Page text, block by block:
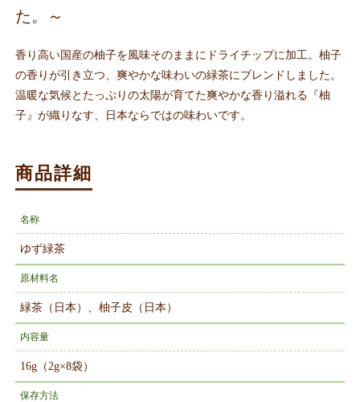
た。～
香り高い国産の柚子を風味そのままにドライチップに加工。柚子
の香りが引き立つ、爽やかな味わいの緑茶にブレンドしました。
温暖な気候とたっぷりの太陽が育てた爽やかな香り溢れる『柚
子』が織りなす、日本ならではの味わいです。
商品詳細
名称
ゆず緑茶
原材料名
緑茶（日本）、柚子皮（日本）
内容量
16g（2g×8袋）
保存方法